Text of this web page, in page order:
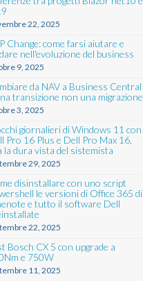
22, 2025
Change: come farsi aiutare e
nell'evoluzione del business
9, 2025
da NAV a Business Central
transizione non una migrazione
3, 2025
giornalieri di Windows 11 con
Pro 16 Plus e Dell Pro Max 16,
la dura vista del sistemista
29, 2025
disinstallare con uno script
le versioni di Office 365 di
e tutto il software Dell
22, 2025
Bosch CX 5 con upgrade a
e 750W
11, 2025